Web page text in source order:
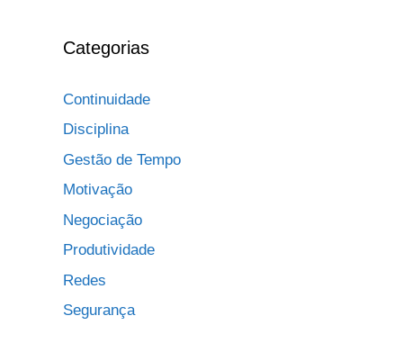
Categorias
Continuidade
Disciplina
Gestão de Tempo
Motivação
Negociação
Produtividade
Redes
Segurança